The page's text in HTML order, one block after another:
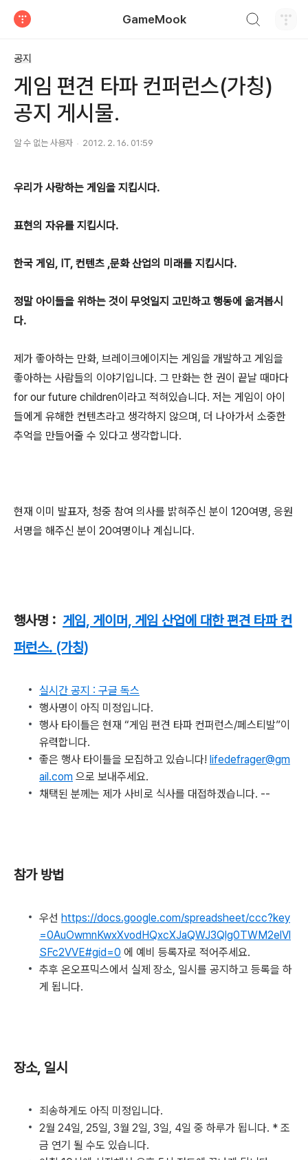
GameMook
공지
게임 편견 타파 컨퍼런스(가칭)
공지 게시물.
알 수 없는 사용자 2012. 2. 16. 01:59
우리가 사랑하는 게임을 지킵시다.
표현의 자유를 지킵시다.
한국 게임, IT, 컨텐츠 ,문화 산업의 미래를 지킵시다.
정말 아이들을 위하는 것이 무엇일지 고민하고 행동에 옮겨봅시
다.
제가 좋아하는 만화, 브레이크에이지는 게임을 개발하고 게임을
좋아하는 사람들의 이야기입니다. 그 만화는 한 권이 끝날 때마다
for our future children이라고 적혀있습니다. 저는 게임이 아이
들에게 유해한 컨텐츠라고 생각하지 않으며, 더 나아가서 소중한
추억을 만들어줄 수 있다고 생각합니다.
현재 이미 발표자, 청중 참여 의사를 밝혀주신 분이 120여명, 응원
서명을 해주신 분이 20여명이나 계십니다.
행사명 : 게임, 게이머, 게임 산업에 대한 편견 타파 컨
퍼런스. (가칭)
실시간 공지 : 구글 독스
행사명이 아직 미정입니다.
행사 타이틀은 현재 “게임 편견 타파 컨퍼런스/페스티발”이
유력합니다.
좋은 행사 타이틀을 모집하고 있습니다! lifedefrager@gm
ail.com 으로 보내주세요.
채택된 분께는 제가 사비로 식사를 대접하겠습니다. --
참가 방법
우선 https://docs.google.com/spreadsheet/ccc?key
=0AuOwmnKwxXvodHQxcXJaQWJ3Qlg0TWM2elVl
SFc2VVE#gid=0 에 예비 등록자로 적어주세요.
추후 온오프믹스에서 실제 장소, 일시를 공지하고 등록을 하
게 됩니다.
장소, 일시
죄송하게도 아직 미정입니다.
2월 24일, 25일, 3월 2일, 3일, 4일 중 하루가 됩니다. * 조
금 연기 될 수도 있습니다.